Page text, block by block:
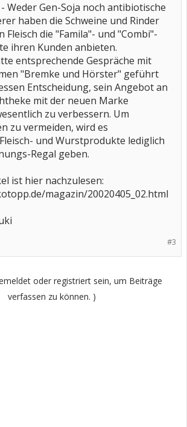
Weder Gen-Soja noch antibiotische
haben die Schweine und Rinder
Fleisch die "Famila"- und "Combi"-
ihren Kunden anbieten.
entsprechende Gespräche mit
"Bremke und Hörster" geführt
Entscheidung, sein Angebot an
mit der neuen Marke
zu verbessern. Um
zu vermeiden, wird es
und Wurstprodukte lediglich
Regal geben.
ist hier nachzulesen:
magazin/20020405_02.html
#3
oder registriert sein, um Beiträge
verfassen zu können. )